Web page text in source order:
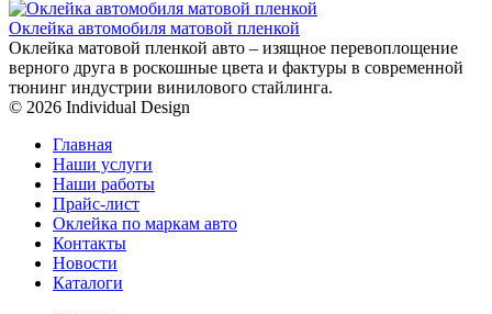
Оклейка автомобиля матовой пленкой
Оклейка матовой пленкой авто – изящное перевоплощение
верного друга в роскошные цвета и фактуры в современной
тюнинг индустрии винилового стайлинга.
© 2026 Individual Design
Главная
Наши услуги
Наши работы
Прайс-лист
Оклейка по маркам авто
Контакты
Новости
Каталоги